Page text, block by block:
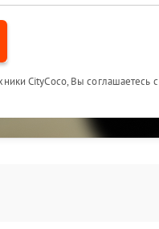
CityCoco, Вы соглашаетесь с